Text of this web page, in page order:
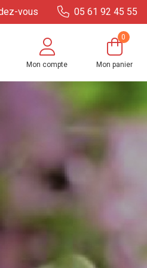
vous 05 61 92 45 55
Mon compte
0
Mon panier